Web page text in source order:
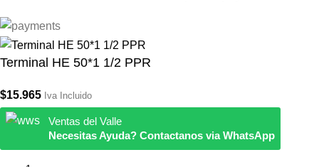
Terminal HE 50*1 1/2 PPR
$15.965 Iva Incluido
Ventas del Valle
Necesitas Ayuda? Contactanos via WhatsApp